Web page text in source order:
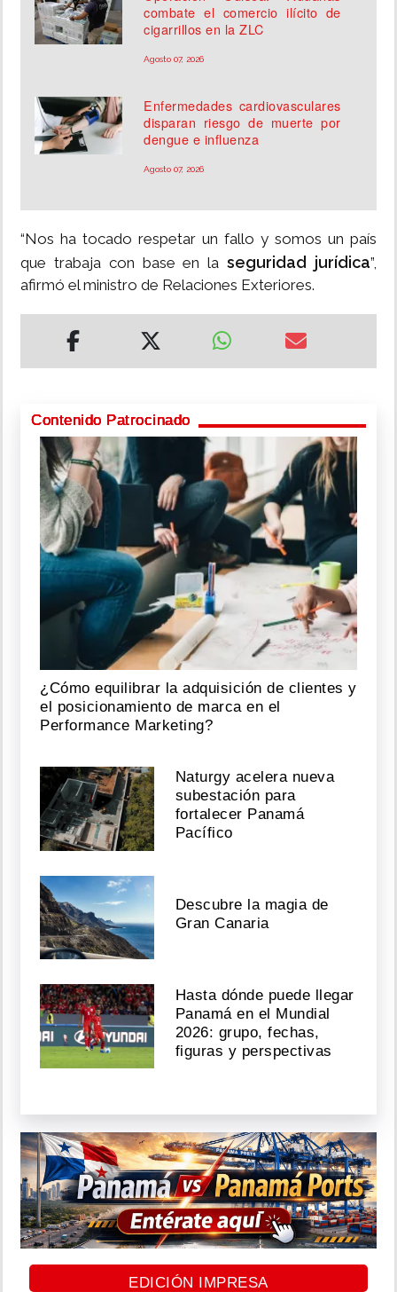
combate el comercio ilícito de
cigarrillos en la ZLC
Agosto 07, 2026
Enfermedades cardiovasculares
disparan riesgo de muerte por
dengue e influenza
Agosto 07, 2026
“Nos ha tocado respetar un fallo y somos un país
que trabaja con base en laseguridad jurídica”,
afirmó el ministro de Relaciones Exteriores.
Contenido Patrocinado
¿Cómo equilibrar la adquisición de clientes y
el posicionamiento de marca en el
Performance Marketing?
Naturgy acelera nueva
subestación para
fortalecer Panamá
Pacífico
Descubre la magia de
Gran Canaria
Hasta dónde puede llegar
Panamá en el Mundial
2026: grupo, fechas,
figuras y perspectivas
EDICIÓN IMPRESA